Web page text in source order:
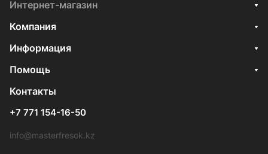
Интернет-магазин
Компания
Информация
Помощь
Контакты
+7 771 154-16-50
info@masterfresok.kz